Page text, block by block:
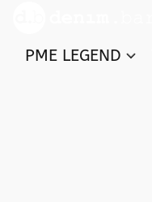
PME LEGEND